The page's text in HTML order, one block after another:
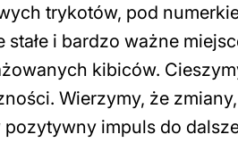
trykotów, pod
stałe i bardzo ważne
kibiców.
Wierzymy, że
impuls do